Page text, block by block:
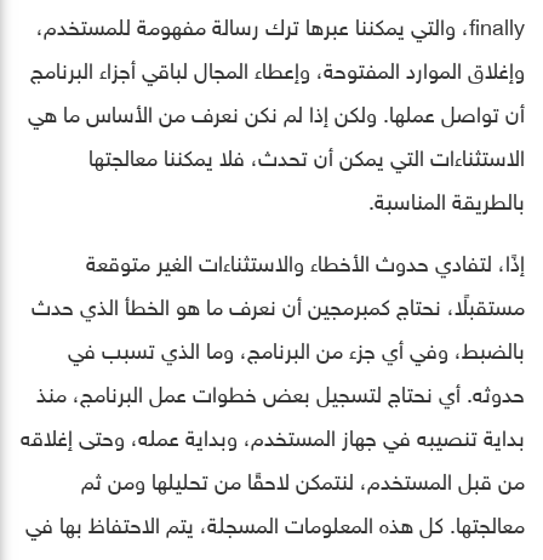
finally، والتي يمكننا عبرها ترك رسالة مفهومة للمستخدم،
وإغلاق الموارد المفتوحة، وإعطاء المجال لباقي أجزاء البرنامج
أن تواصل عملها. ولكن إذا لم نكن نعرف من الأساس ما هي
الاستثناءات التي يمكن أن تحدث، فلا يمكننا معالجتها
بالطريقة المناسبة.
إذًا، لتفادي حدوث الأخطاء والاستثناءات الغير متوقعة
مستقبلًا، نحتاج كمبرمجين أن نعرف ما هو الخطأ الذي حدث
بالضبط، وفي أي جزء من البرنامج، وما الذي تسبب في
حدوثه. أي نحتاج لتسجيل بعض خطوات عمل البرنامج، منذ
بداية تنصيبه في جهاز المستخدم، وبداية عمله، وحتى إغلاقه
من قبل المستخدم، لنتمكن لاحقًا من تحليلها ومن ثم
معالجتها. كل هذه المعلومات المسجلة، يتم الاحتفاظ بها في